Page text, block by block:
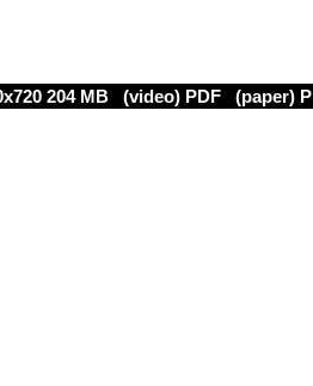
204 MB (video) PDF (paper)